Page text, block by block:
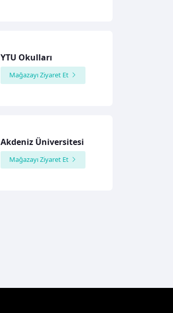
YTU Okulları
Mağazayı Ziyaret Et
Akdeniz Üniversitesi
Mağazayı Ziyaret Et